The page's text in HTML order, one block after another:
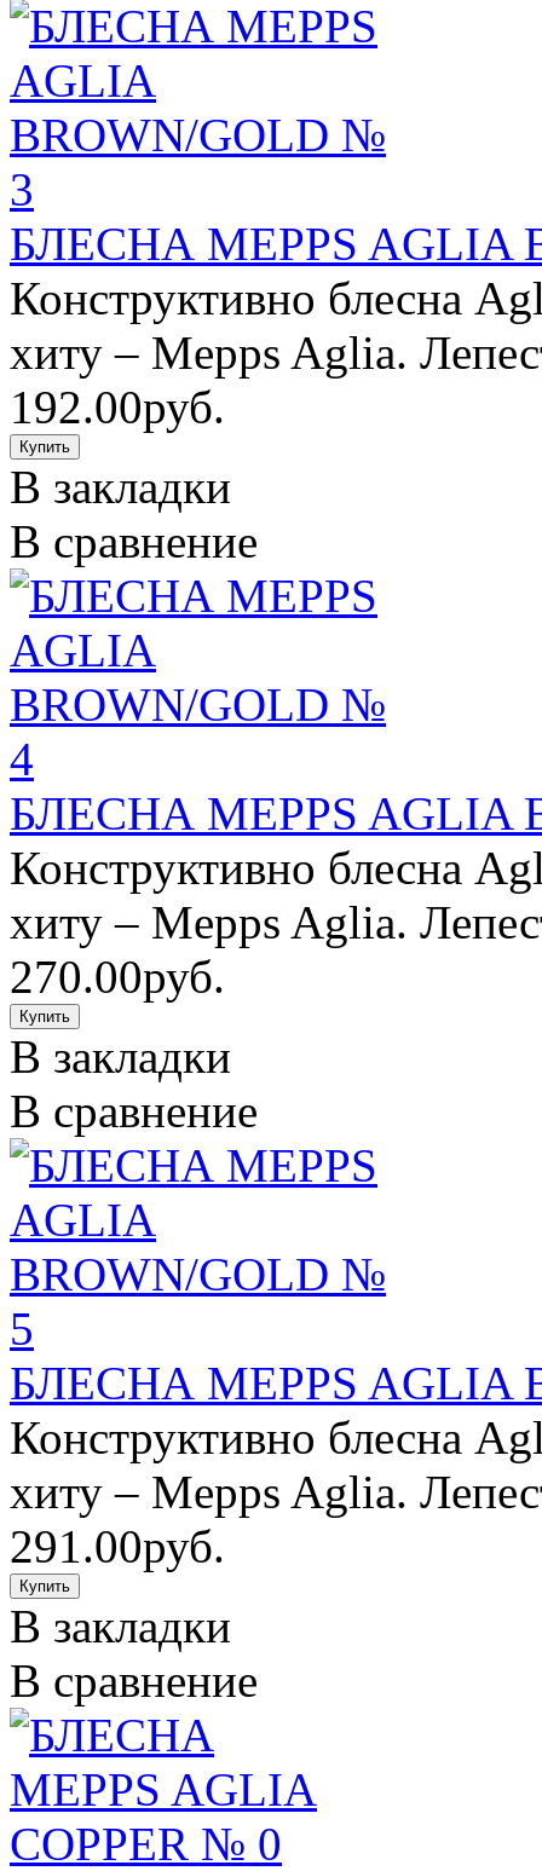
БЛЕСНА MEPPS AGLIA
Конструктивно блесна
хиту – Mepps Aglia.
192.00руб.
В закладки
В сравнение
БЛЕСНА MEPPS AGLIA
Конструктивно блесна
хиту – Mepps Aglia.
270.00руб.
В закладки
В сравнение
БЛЕСНА MEPPS AGLIA
Конструктивно блесна
хиту – Mepps Aglia.
291.00руб.
В закладки
В сравнение